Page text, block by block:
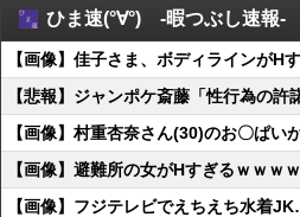
ひま速(°∀°) -暇つぶし速報-
【画像】佳子さま、ボディラインがH
【悲報】ジャンポケ斎藤「性行為の許
【画像】村重杏奈さん(30)のお〇ぱ
【画像】避難所の女がHすぎるｗｗｗ
【画像】フジテレビでえちえち水着